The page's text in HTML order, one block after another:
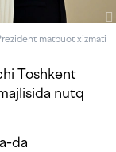
matbuot xizmati
Toshkent
nutq
da